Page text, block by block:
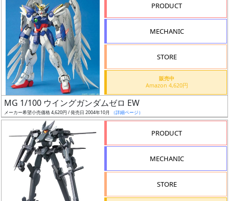
店
PRODUCT
MECHANIC
STORE
販売中
Amazon 4,620円
MG 1/100 ウイングガンダムゼロ EW
メーカー希望小売価格 4,620円 / 発売日 2004年10月 （詳細ページ）
PRODUCT
MECHANIC
STORE